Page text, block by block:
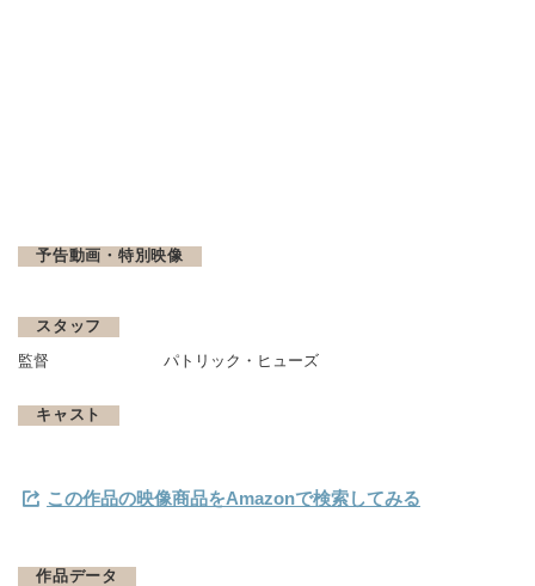
予告動画・特別映像
スタッフ
監督 パトリック・ヒューズ
キャスト
この作品の映像商品をAmazonで検索してみる
作品データ